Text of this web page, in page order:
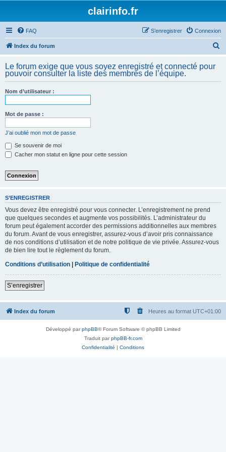
clairinfo.fr
FAQ Connexion
S’enregistrer
Index du forum
h
Le forum exige que vous soyez enregistré et connecté pour
pouvoir consulter la liste des membres de l’équipe.
Nom d’utilisateur :
Mot de passe :
J’ai oublié mon mot de passe
Se souvenir de moi
Cacher mon statut en ligne pour cette session
S’ENREGISTRER
Vous devez être enregistré pour vous connecter. L’enregistrement ne prend
que quelques secondes et augmente vos possibilités. L’administrateur du
forum peut également accorder des permissions additionnelles aux membres
du forum. Avant de vous enregistrer, assurez-vous d’avoir pris connaissance
de nos conditions d’utilisation et de notre politique de vie privée. Assurez-vous
de bien lire tout le règlement du forum.
Conditions d’utilisation | Politique de confidentialité
S’enregistrer
Index du forum Heures au format UTC+01:00
Développé parphpBB® Forum Software © phpBB Limited
Traduit parphpBB-fr.com
Confidentialité | Conditions